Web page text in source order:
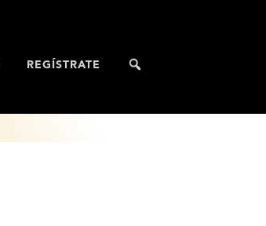
REGÍSTRATE